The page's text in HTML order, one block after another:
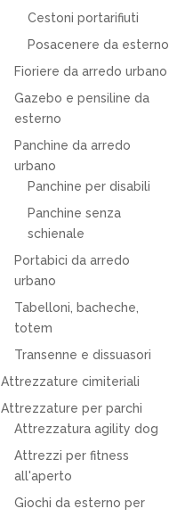
Cestoni portarifiuti
Posacenere da esterno
Fioriere da arredo urbano
Gazebo e pensiline da
esterno
Panchine da arredo
urbano
Panchine per disabili
Panchine senza
schienale
Portabici da arredo
urbano
Tabelloni, bacheche,
totem
Transenne e dissuasori
Attrezzature cimiteriali
Attrezzature per parchi
Attrezzatura agility dog
Attrezzi per fitness
all'aperto
Giochi da esterno per